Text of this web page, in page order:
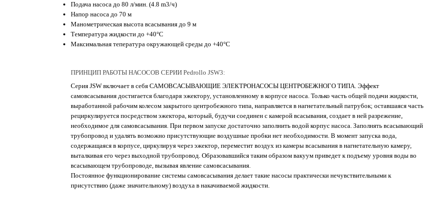
Подача насоса до 80 л/мин. (4.8 m3/ч)
Напор насоса до 70 м
Манометрическая высота всасывания до 9 м
Температура жидкости до +40°C
Максимальная тепература окружающей среды до +40°C
ПРИНЦИП РАБОТЫ НАСОСОВ СЕРИИ Pedrollo JSW3:
Серия JSW включает в себя САМОВСАСЫВАЮЩИЕ ЭЛЕКТРОНАСОСЫ ЦЕНТРОБЕЖНОГО ТИПА. Эффект
самовсасывания достигается благодаря эжектору, установленному в корпусе насоса. Только часть общей подачи жидкости,
выработанной рабочим колесом закрытого центробежного типа, направляется в нагнетательный патрубок; оставшаяся часть
рециркулируется посредством эжектора, который, будучи соединен с камерой всасывания, создает в ней разрежение,
необходимое для самовсасывания. При первом запуске достаточно заполнить водой корпус насоса. Заполнять всасывающий
трубопровод и удалять возможно присутствующие воздушные пробки нет необходимости. В момент запуска вода,
содержащаяся в корпусе, циркулируя через эжектор, переместит воздух из камеры всасывания в нагнетательную камеру,
выталкивая его через выходной трубопровод. Образовавшийся таким образом вакуум приведет к подъему уровня воды во
всасывающем трубопроводе, вызывая явление самовсасывания.
Постоянное функционирование системы самовсасывания делает такие насосы практически нечувствительными к
присутствию (даже значительному) воздуха в накачиваемой жидкости.